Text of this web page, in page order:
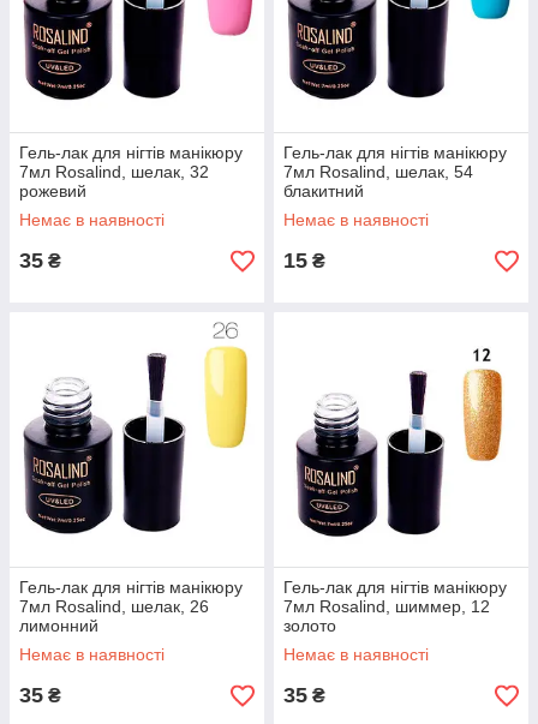
Гель-лак для нігтів манікюру
7мл Rosalind, шелак, 32
рожевий
Немає в наявності
35 ₴
Гель-лак для нігтів манікюру
7мл Rosalind, шелак, 54
блакитний
Немає в наявності
15 ₴
Гель-лак для нігтів манікюру
7мл Rosalind, шелак, 26
лимонний
Немає в наявності
35 ₴
Гель-лак для нігтів манікюру
7мл Rosalind, шиммер, 12
золото
Немає в наявності
35 ₴